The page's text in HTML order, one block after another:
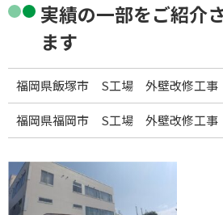
実績の一部をご紹介
ます
福岡県飯塚市 S工場 外壁改修工事
福岡県福岡市 S工場 外壁改修工事